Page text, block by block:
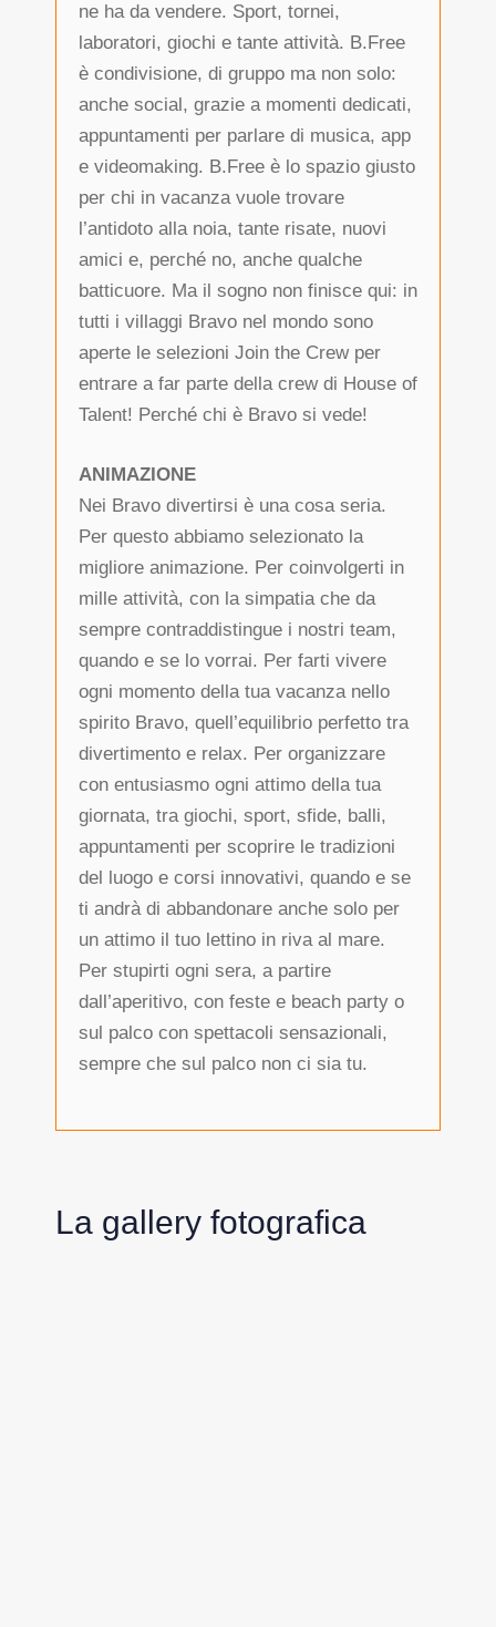
ne ha da vendere. Sport, tornei,
laboratori, giochi e tante attività. B.Free
è condivisione, di gruppo ma non solo:
anche social, grazie a momenti dedicati,
appuntamenti per parlare di musica, app
e videomaking. B.Free è lo spazio giusto
per chi in vacanza vuole trovare
l’antidoto alla noia, tante risate, nuovi
amici e, perché no, anche qualche
batticuore. Ma il sogno non finisce qui: in
tutti i villaggi Bravo nel mondo sono
aperte le selezioni Join the Crew per
entrare a far parte della crew di House of
Talent! Perché chi è Bravo si vede!
ANIMAZIONE
Nei Bravo divertirsi è una cosa seria.
Per questo abbiamo selezionato la
migliore animazione. Per coinvolgerti in
mille attività, con la simpatia che da
sempre contraddistingue i nostri team,
quando e se lo vorrai. Per farti vivere
ogni momento della tua vacanza nello
spirito Bravo, quell’equilibrio perfetto tra
divertimento e relax. Per organizzare
con entusiasmo ogni attimo della tua
giornata, tra giochi, sport, sfide, balli,
appuntamenti per scoprire le tradizioni
del luogo e corsi innovativi, quando e se
ti andrà di abbandonare anche solo per
un attimo il tuo lettino in riva al mare.
Per stupirti ogni sera, a partire
dall’aperitivo, con feste e beach party o
sul palco con spettacoli sensazionali,
sempre che sul palco non ci sia tu.
La gallery fotografica